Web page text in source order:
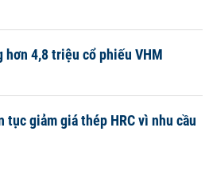
4,8 triệu cổ phiếu VHM
tục giảm giá thép HRC vì nhu cầu